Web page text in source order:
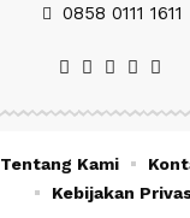
0858 0111 1611
Tentang Kami
Kebijakan